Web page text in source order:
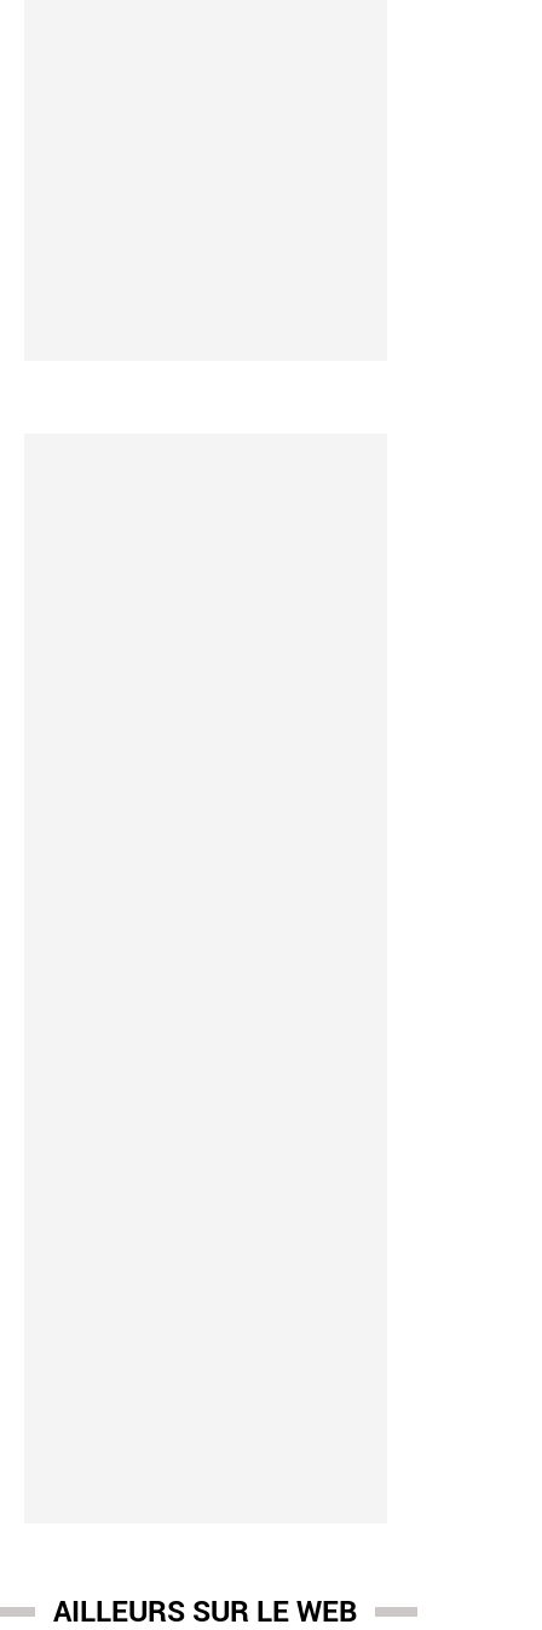
AILLEURS SUR LE WEB